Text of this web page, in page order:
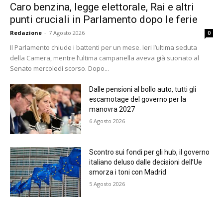
Caro benzina, legge elettorale, Rai e altri
punti cruciali in Parlamento dopo le ferie
Redazione - 7 Agosto 2026 0
Il Parlamento chiude i battenti per un mese. Ieri l’ultima seduta
della Camera, mentre l’ultima campanella aveva già suonato al
Senato mercoledì scorso. Dopo...
Dalle pensioni al bollo auto, tutti gli
escamotage del governo per la
manovra 2027
6 Agosto 2026
Scontro sui fondi per gli hub, il governo
italiano deluso dalle decisioni dell’Ue
smorza i toni con Madrid
5 Agosto 2026